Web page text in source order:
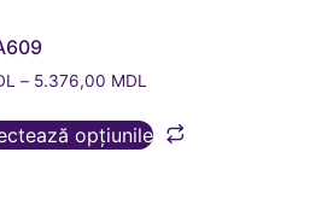
– 5.376,00 MDL
opțiunile